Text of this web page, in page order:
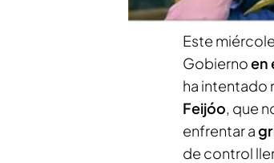
Este
Gobiernoen
ha intentado
Feijóo, que
enfrentar a
de control